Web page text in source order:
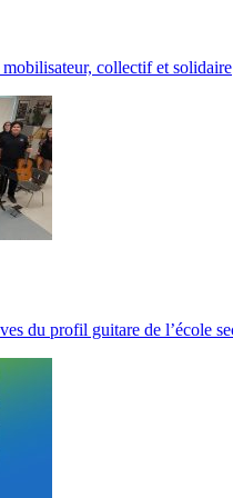
collectif et solidaire
du profil guitare de l’école